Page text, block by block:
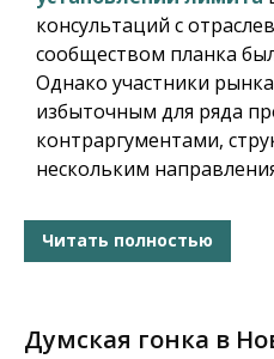
консультаций с
сообществом планка
Однако участники
избыточным для ряда
контраргументами,
нескольким
Читать полностью
Думская гонка в